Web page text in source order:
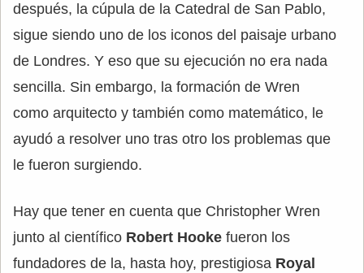
después, la cúpula de la Catedral de San Pablo,
sigue siendo uno de los iconos del paisaje urbano
de Londres. Y eso que su ejecución no era nada
sencilla. Sin embargo, la formación de Wren
como arquitecto y también como matemático, le
ayudó a resolver uno tras otro los problemas que
le fueron surgiendo.
Hay que tener en cuenta que Christopher Wren
junto al científico Robert Hooke fueron los
fundadores de la, hasta hoy, prestigiosa Royal